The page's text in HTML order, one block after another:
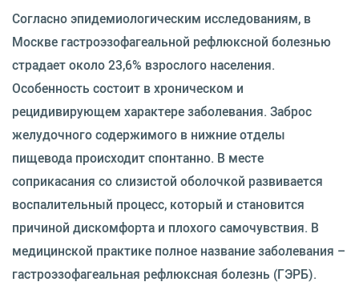
Согласно эпидемиологическим исследованиям, в
Москве гастроэзофагеальной рефлюксной болезнью
страдает около 23,6% взрослого населения.
Особенность состоит в хроническом и
рецидивирующем характере заболевания. Заброс
желудочного содержимого в нижние отделы
пищевода происходит спонтанно. В месте
соприкасания со слизистой оболочкой развивается
воспалительный процесс, который и становится
причиной дискомфорта и плохого самочувствия. В
медицинской практике полное название заболевания –
гастроэзофагеальная рефлюксная болезнь (ГЭРБ).